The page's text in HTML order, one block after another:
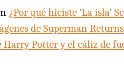
¿Por qué hiciste 'La isla'
de Superman Returns
Potter y el cáliz de